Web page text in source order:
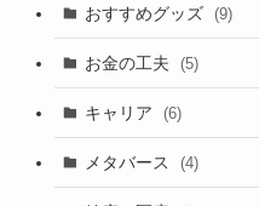
おすすめグッズ (9)
お金の工夫 (5)
キャリア (6)
メタバース (4)